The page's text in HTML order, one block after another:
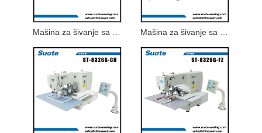
Mašina za šivanje sa elektronskim uzorcima velike veličine Mašina za šivanje sa uzorkom malih usta